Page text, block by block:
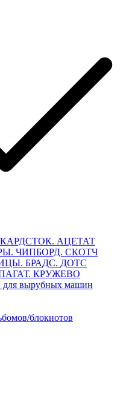
АЦЕТАТ
ЧИПБОРД. СКОТЧ
БРАДС. ДОТС
КРУЖЕВО
вырубных машин
блокнотов